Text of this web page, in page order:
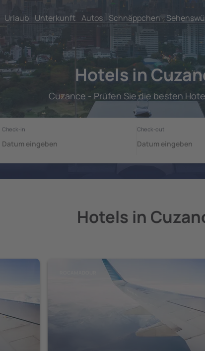
Urlaub Unterkunft Autos Schnäppchen
Hotels in
Cuzance - Prüfen Sie die besten
Hotels in